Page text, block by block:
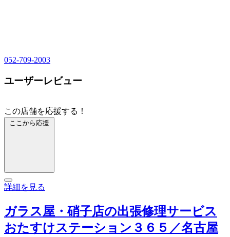
052-709-2003
ユーザーレビュー
この店舗を応援する！
ここから応援
詳細を見る
ガラス屋・硝子店の出張修理サービス
おたすけステーション３６５／名古屋